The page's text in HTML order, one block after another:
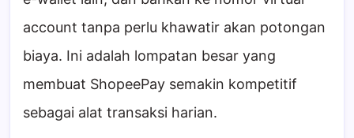
account tanpa perlu khawatir akan potongan
biaya. Ini adalah lompatan besar yang
membuat ShopeePay semakin kompetitif
sebagai alat transaksi harian.